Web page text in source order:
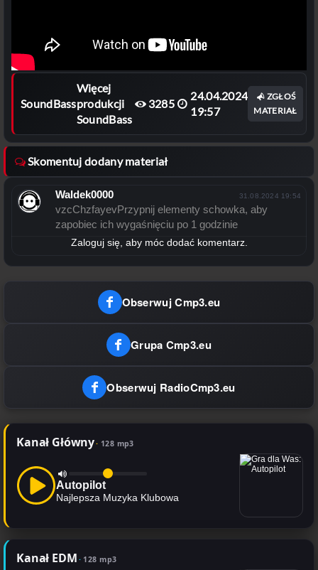
SoundBass
Więcej
produkcji
SoundBass
3285
24.04.2024
19:57
ZGŁOŚ
MATERIAŁ
Skomentuj dodany materiał
Waldek0000 31.08.2024 19:54
vzcChzfayevPrzypnij elementy schowka, aby
zapobiec ich wygaśnięciu po 1 godzinie
Zaloguj się, aby móc dodać komentarz.
Obserwuj Cmp3.eu
Grupa Cmp3.eu
Obserwuj RadioCmp3.eu
Kanał Główny 128 mp3
Autopilot
Najlepsza Muzyka Klubowa
Kanał EDM 128 mp3